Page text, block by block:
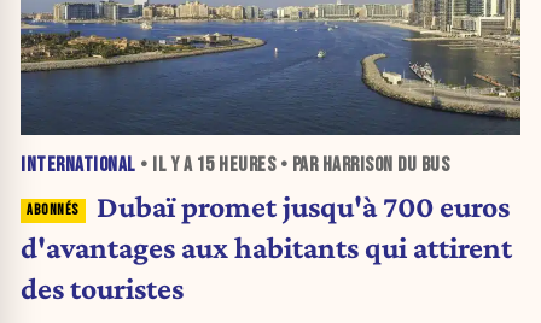
INTERNATIONAL • IL Y A 15 HEURES• PAR HARRISON DU BUS
Dubaï promet jusqu'à 700 euros
d'avantages aux habitants qui attirent
des touristes